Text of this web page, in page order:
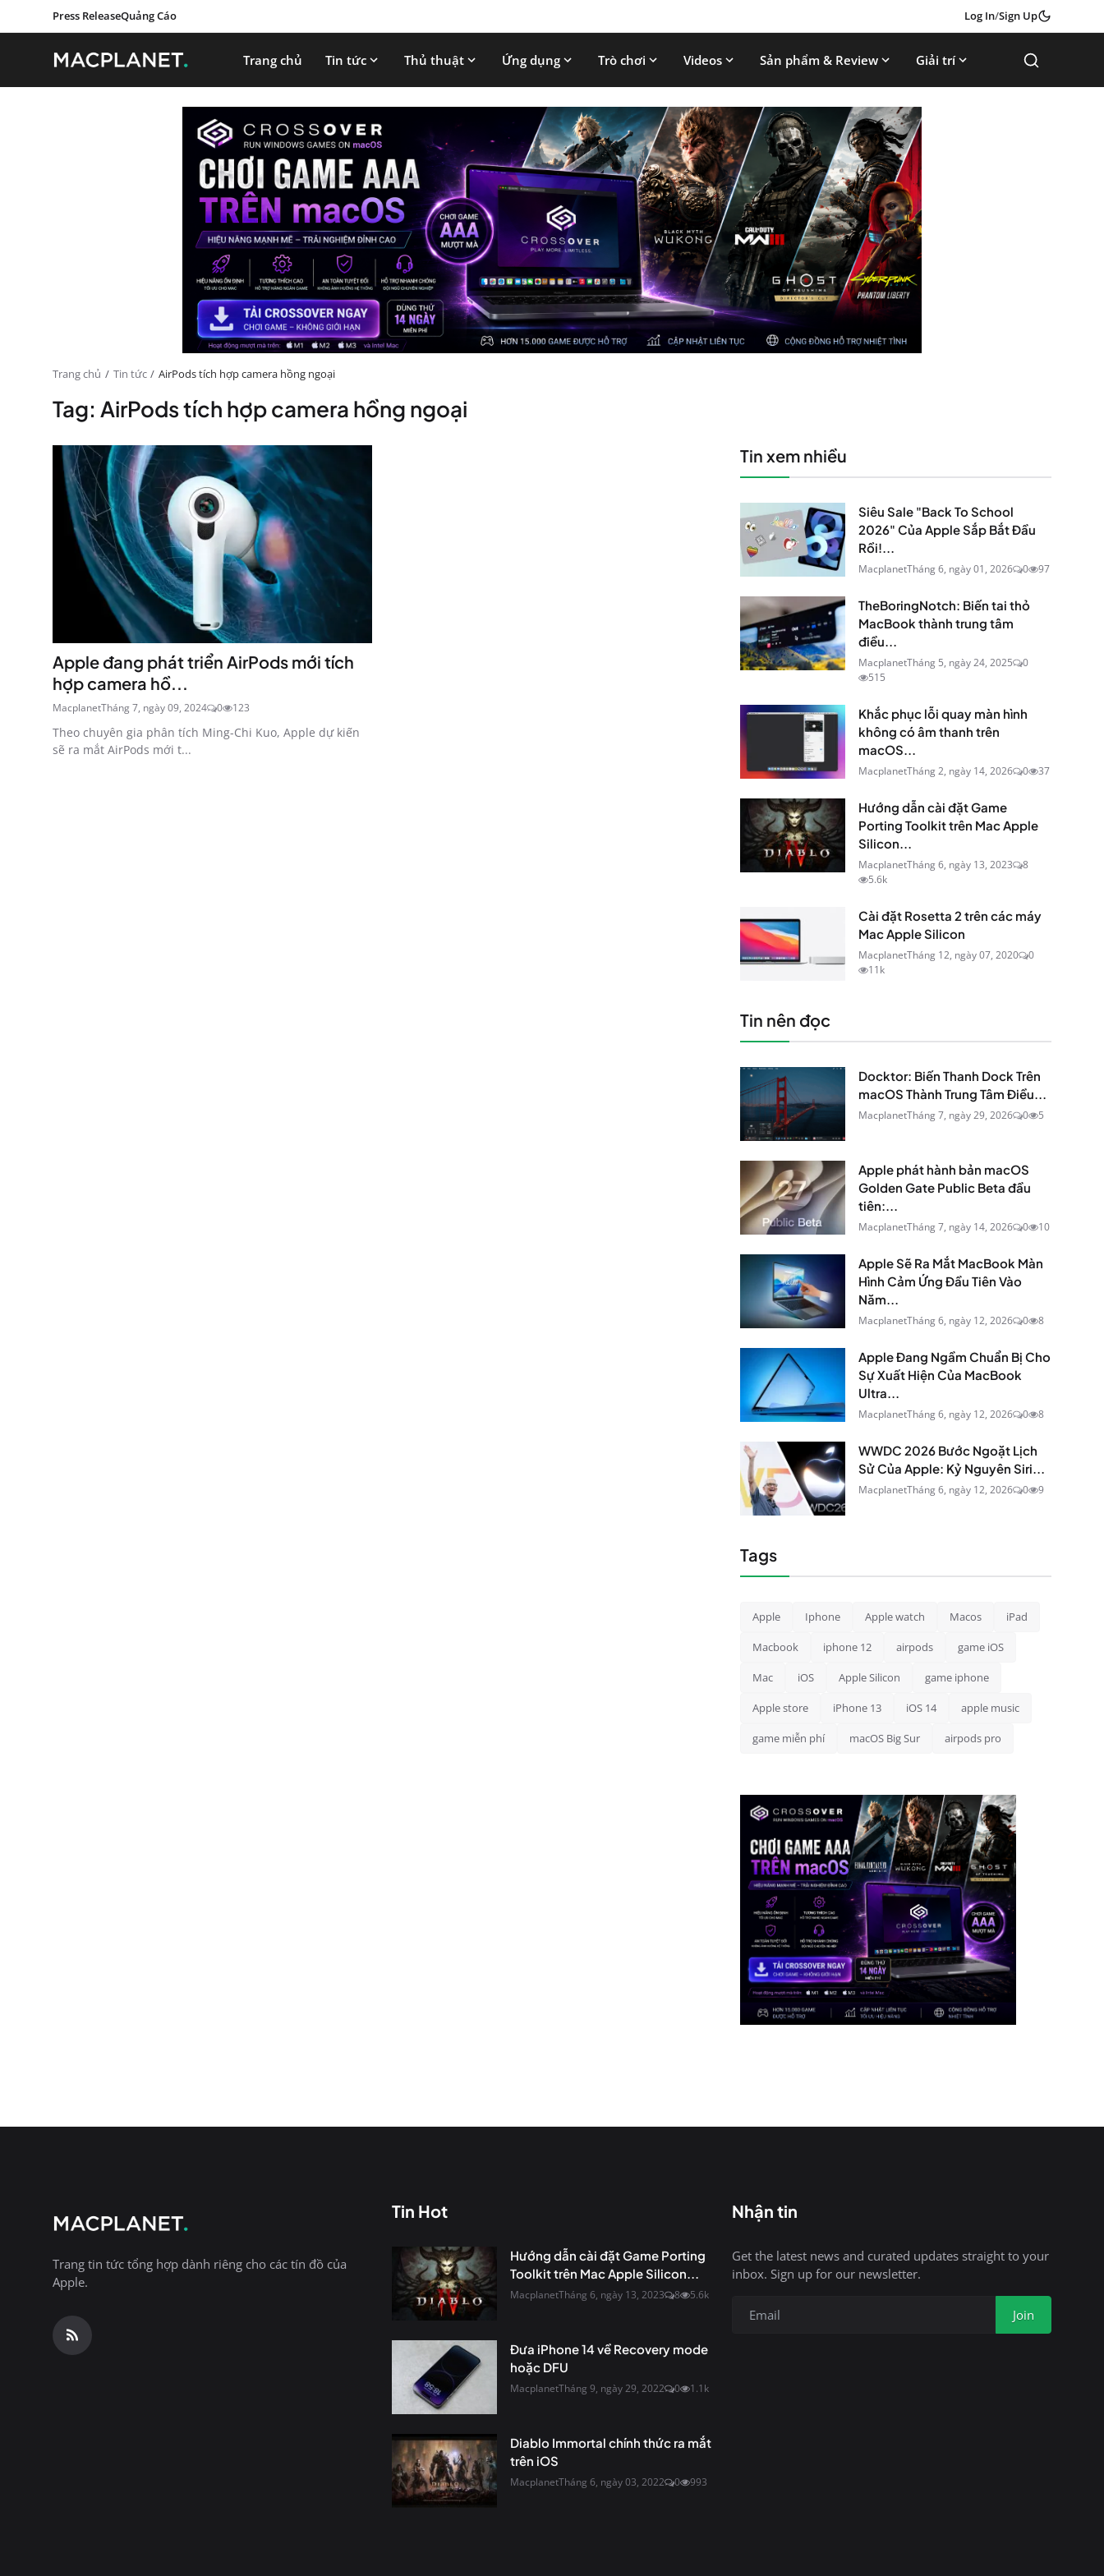
Press ReleaseQuảng Cáo Log In/Sign Up
Trang chủ Tin tức Thủ thuật Ứng dụng Trò chơi Videos Sản phẩm & Review Giải trí
Trang chủ Tin tức AirPods tích hợp camera hồng ngoại
Tag: AirPods tích hợp camera hồng ngoại
Apple đang phát triển AirPods mới tích
hợp camera hồ...
MacplanetTháng 7, ngày 09, 2024 0 123
Theo chuyên gia phân tích Ming-Chi Kuo, Apple dự kiến
sẽ ra mắt AirPods mới t...
Tin xem nhiều
Siêu Sale "Back To School
2026" Của Apple Sắp Bắt Đầu
Rồi!...
MacplanetTháng 6, ngày 01, 2026 0 97
TheBoringNotch: Biến tai thỏ
MacBook thành trung tâm
điều...
MacplanetTháng 5, ngày 24, 2025
0
515
Khắc phục lỗi quay màn hình
không có âm thanh trên
macOS...
MacplanetTháng 2, ngày 14, 2026 0 37
Hướng dẫn cài đặt Game
Porting Toolkit trên Mac Apple
Silicon...
MacplanetTháng 6, ngày 13, 2023
8
5.6k
Cài đặt Rosetta 2 trên các máy
Mac Apple Silicon
MacplanetTháng 12, ngày 07, 2020
0
11k
Tin nên đọc
Docktor: Biến Thanh Dock Trên
macOS Thành Trung Tâm Điều...
MacplanetTháng 7, ngày 29, 2026 0 5
Apple phát hành bản macOS
Golden Gate Public Beta đầu
tiên:...
MacplanetTháng 7, ngày 14, 2026 0 10
Apple Sẽ Ra Mắt MacBook Màn
Hình Cảm Ứng Đầu Tiên Vào
Năm...
MacplanetTháng 6, ngày 12, 2026 0 8
Apple Đang Ngầm Chuẩn Bị Cho
Sự Xuất Hiện Của MacBook
Ultra...
MacplanetTháng 6, ngày 12, 2026 0 8
WWDC 2026 Bước Ngoặt Lịch
Sử Của Apple: Kỷ Nguyên Siri...
MacplanetTháng 6, ngày 12, 2026 0 9
Tags
Apple Iphone Apple watch Macos iPad
Macbook iphone 12 airpods game iOS
Mac iOS Apple Silicon game iphone
Apple store iPhone 13 iOS 14 apple music
game miễn phí macOS Big Sur airpods pro
Trang tin tức tổng hợp dành riêng cho các tín đồ của
Apple.
Tin Hot
Hướng dẫn cài đặt Game Porting
Toolkit trên Mac Apple Silicon...
MacplanetTháng 6, ngày 13, 2023 8 5.6k
Đưa iPhone 14 về Recovery mode
hoặc DFU
MacplanetTháng 9, ngày 29, 2022 0 1.1k
Diablo Immortal chính thức ra mắt
trên iOS
MacplanetTháng 6, ngày 03, 2022 0 993
Nhận tin
Get the latest news and curated updates straight to your
inbox. Sign up for our newsletter.
Join